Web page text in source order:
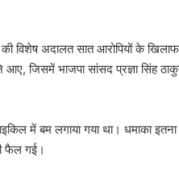
विशेष अदालत सात आरोपियों के
आए, जिसमें भाजपा सांसद प्रज्ञा सिंह
में बम लगाया गया था। धमाका
फैल गई।